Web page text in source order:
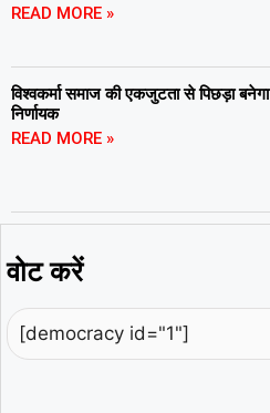
READ MORE »
विश्वकर्मा समाज की एकजुटता से पिछड़ा बनेगा
निर्णायक
READ MORE »
वोट करें
[democracy id="1"]